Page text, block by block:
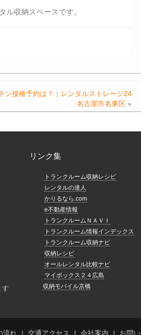
ル収納スペースです。
ン接種予約は？｜レンタルストレージ24
名古屋市名東区»
す
リンク集
トランクルーム収納レシピ
レンタルの達人
かりるなら.com
e不動産情報
トランクルームＮＡＶＩ
トランクルーム情報インデックス
トランクルーム収納ナビ
収納レシピ
オールレンタル比較ナビ
マイボックス２４広島
収納モバイル京橋
流れ 交通アクセス 会社案内 お問い